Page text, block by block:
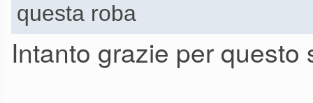
questa roba
Intanto grazie per